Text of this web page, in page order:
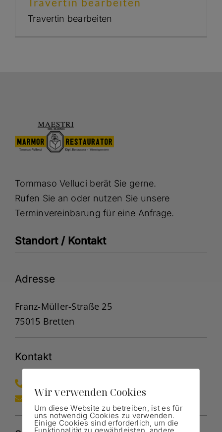
Travertin bearbeiten
Tommaso Velluci berät Sie gerne.
Rufen Sie an oder nutzen Sie unsere
Terminvereinbarung für eine Anfrage.
Standort / Kontakt
Adresse
Franz-Müller-Straße 25
75015 Bretten
Kontakt
info@vellucci.de
Wir verwenden Cookies
Um diese Website zu betreiben, ist es für
uns notwendig Cookies zu verwenden.
Einige Cookies sind erforderlich, um die